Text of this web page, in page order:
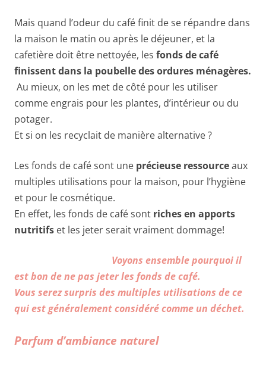
Mais quand l’odeur du café finit de se répandre dans
la maison le matin ou après le déjeuner, et la
cafetière doit être nettoyée, les fonds de café
finissent dans la poubelle des ordures ménagères.
Au mieux, on les met de côté pour les utiliser
comme engrais pour les plantes, d’intérieur ou du
potager.
Et si on les recyclait de manière alternative ?
Les fonds de café sont une précieuse ressourceaux
multiples utilisations pour la maison, pour l’hygiène
et pour le cosmétique.
En effet, les fonds de café sont riches en apports
nutritifs et les jeter serait vraiment dommage!
Voyons ensemble pourquoi il
est bon de ne pas jeter les fonds de café.
Vous serez surpris des multiples utilisations de ce
qui est généralement considéré comme un déchet.
Parfum d’ambiance naturel